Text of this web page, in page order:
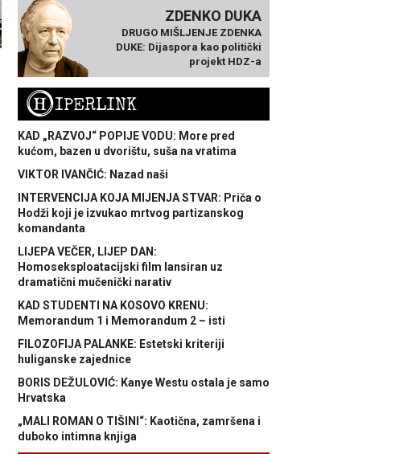
ZDENKO DUKA
DRUGO MIŠLJENJE ZDENKA
DUKE: Dijaspora kao politički
projekt HDZ-a
HIPERLINK
KAD „RAZVOJ“ POPIJE VODU: More pred
kućom, bazen u dvorištu, suša na vratima
VIKTOR IVANČIĆ: Nazad naši
INTERVENCIJA KOJA MIJENJA STVAR: Priča o
Hodži koji je izvukao mrtvog partizanskog
komandanta
LIJEPA VEČER, LIJEP DAN:
Homoseksploatacijski film lansiran uz
dramatični mučenički narativ
KAD STUDENTI NA KOSOVO KRENU:
Memorandum 1 i Memorandum 2 – isti
FILOZOFIJA PALANKE: Estetski kriteriji
huliganske zajednice
BORIS DEŽULOVIĆ: Kanye Westu ostala je samo
Hrvatska
„MALI ROMAN O TIŠINI“: Kaotična, zamršena i
duboko intimna knjiga